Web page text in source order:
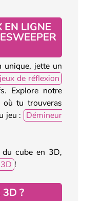
EN LIGNE
unique, jette un
de réflexion
Explore notre
où tu trouveras
jeu : Démineur
cube en 3D,
!
3D ?